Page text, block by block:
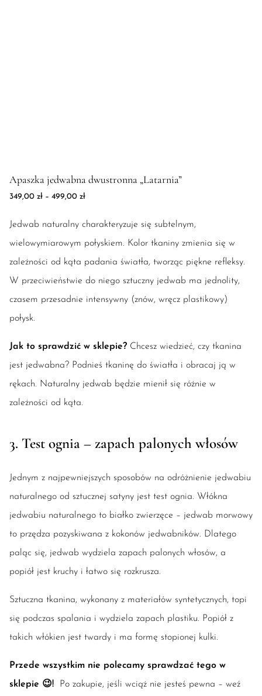
Apaszka jedwabna dwustronna „Latarnia”
349,00 zł – 499,00 złZakres cen: od 349,00 zł do 499,00 zł
Jedwab naturalny charakteryzuje się subtelnym,
wielowymiarowym połyskiem. Kolor tkaniny zmienia się w
zależności od kąta padania światła, tworząc piękne refleksy.
W przeciwieństwie do niego sztuczny jedwab ma jednolity,
czasem przesadnie intensywny (znów, wręcz plastikowy)
połysk.
Jak to sprawdzić w sklepie? Chcesz wiedzieć, czy tkanina
jest jedwabna? Podnieś tkaninę do światła i obracaj ją w
rękach. Naturalny jedwab będzie mienił się różnie w
zależności od kąta.
3. Test ognia – zapach palonych włosów
Jednym z najpewniejszych sposobów na odróżnienie jedwabiu
naturalnego od sztucznej satyny jest test ognia. Włókna
jedwabiu naturalnego to białko zwierzęce – jedwab morwowy
to przędza pozyskiwana z kokonów jedwabników. Dlatego
paląc się, jedwab wydziela zapach palonych włosów, a
popiół jest kruchy i łatwo się rozkrusza.
Sztuczna tkanina, wykonany z materiałów syntetycznych, topi
się podczas spalania i wydziela zapach plastiku. Popiół z
takich włókien jest twardy i ma formę stopionej kulki.
Przede wszystkim nie polecamy sprawdzać tego w
sklepie 😉! Po zakupie, jeśli wciąż nie jesteś pewna – weź